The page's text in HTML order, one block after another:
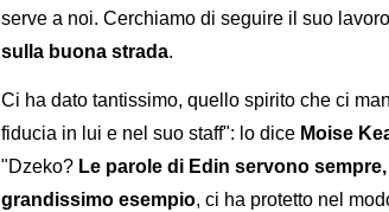
serve a noi. Cerchiamo di seguire il suo
sulla buona strada.
Ci ha dato tantissimo, quello spirito che ci
fiducia in lui e nel suo staff": lo dice Moise
"Dzeko? Le parole di Edin servono
grandissimo esempio, ci ha protetto nel